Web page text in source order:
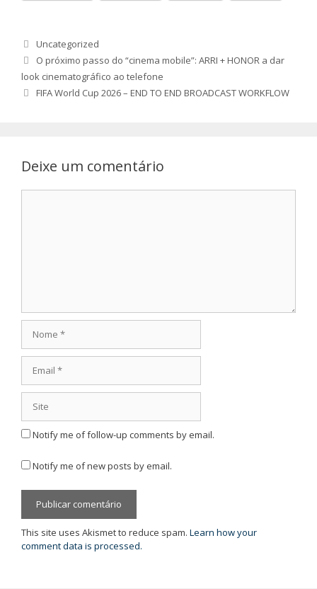
Categorias
Uncategorized
O próximo passo do “cinema mobile”: ARRI + HONOR a dar
look cinematográfico ao telefone
FIFA World Cup 2026 – END TO END BROADCAST WORKFLOW
Deixe um comentário
Notify me of follow-up comments by email.
Notify me of new posts by email.
This site uses Akismet to reduce spam. Learn how your
comment data is processed.